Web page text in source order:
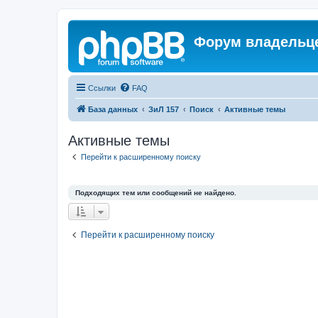
Форум
Ссылки FAQ
База данных ЗиЛ 157 Поиск Активные темы
Активные темы
Перейти к расширенному поиску
Подходящих тем или сообщений не найдено.
Перейти к расширенному поиску